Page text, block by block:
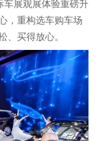
车展观展体验重磅升
，重构选车购车场
买得放心。